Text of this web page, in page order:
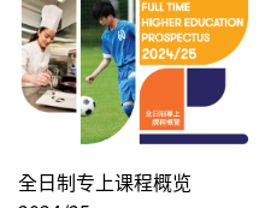
全日制专上课程概览